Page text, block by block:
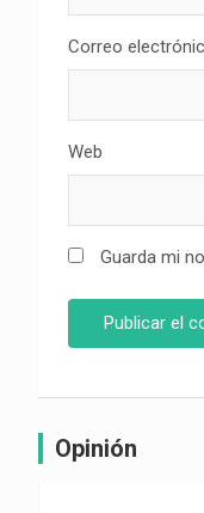
Correo
Web
Guarda mi
Opinión